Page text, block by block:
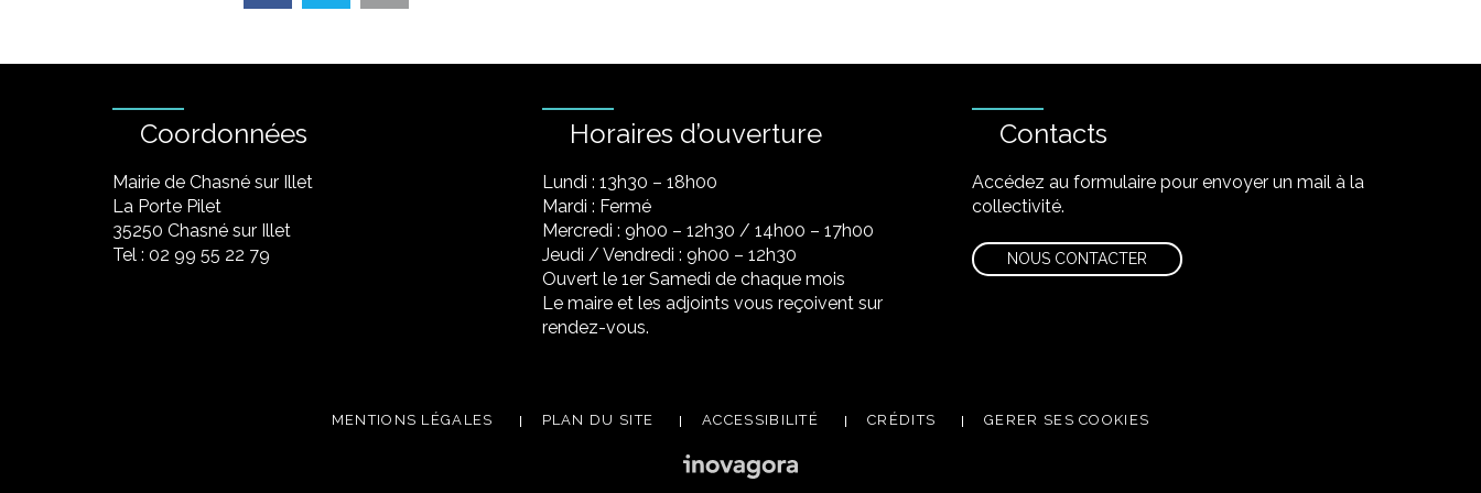
Coordonnées
Mairie de Chasné sur Illet
La Porte Pilet
35250 Chasné sur Illet
Tel : 02 99 55 22 79
Horaires d’ouverture
Lundi : 13h30 – 18h00
Mardi : Fermé
Mercredi : 9h00 – 12h30 / 14h00 – 17h00
Jeudi / Vendredi : 9h00 – 12h30
Ouvert le 1er Samedi de chaque mois
Le maire et les adjoints vous reçoivent sur
rendez-vous.
Contacts
Accédez au formulaire pour envoyer un mail à la
collectivité.
NOUS CONTACTER
MENTIONS LÉGALES PLAN DU SITE ACCESSIBILITÉ CRÉDITS GERER SES COOKIES